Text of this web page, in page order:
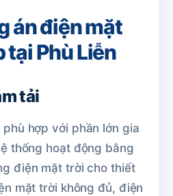
án điện mặt
tại Phù Liễn
tải
hợp với phần lớn gia
thống hoạt động bằng
điện mặt trời cho thiết
mặt trời không đủ, điện